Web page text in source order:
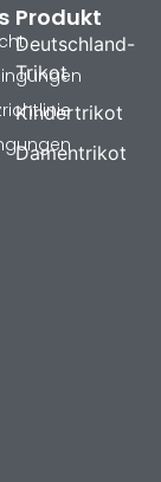
Produkt
Deutschland-
Trikot
Kindertrikot
Damentrikot